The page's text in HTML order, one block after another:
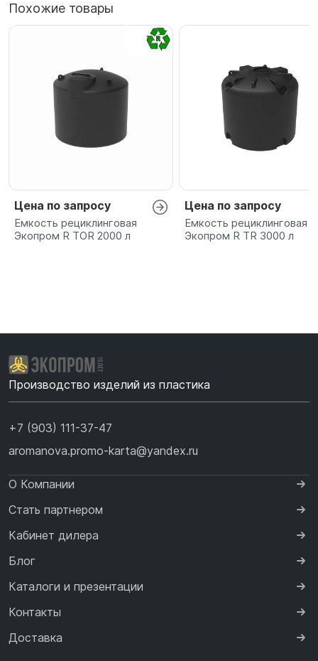
Похожие товары
Цена по запросу
Емкость рециклинговая
Экопром R TOR 2000 л
Цена по запросу
Емкость рециклинговая
Экопром R TR 3000 л
Производство изделий из пластика
+7 (903) 111-37-47
aromanova.promo-karta@yandex.ru
О Компании
Стать партнером
Кабинет дилера
Блог
Каталоги и презентации
Контакты
Доставка